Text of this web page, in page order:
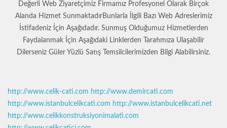
Değerli Web Ziyaretçimiz Firmamız Profesyonel Olarak Birçok
Alanda Hizmet SunmaktadırBunlarla İlgili Bazı Web Adreslerimiz
İstifadeniz İçin Aşağıdadır. Sunmuş Olduğumuz Hizmetlerden
Faydalanmak İçin Aşağıdaki Linklerden Tarafımıza Ulaşabilir
Dilerseniz Güler Yüzlü Satış Temsilcilerimizden Bilgi Alabilirsiniz.
http://www.celik-cati.com http://www.demircati.com
http://www.istanbulcelikcati.com http://www.istanbulcelikcati.net
http://www.celikkonstruksiyonimalati.com